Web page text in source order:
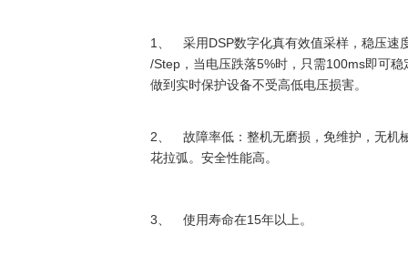
1 、 采用 DSP数字化真有效值采样，稳压速
/Step ，当电压跌落5%时，只需100ms即可稳
做到实时保护设备不受高低电压损害。
2 、 故障率低：整机无磨损，免维护，无机
花拉弧。安全性能高。
3 、 使用寿命在15年以上。